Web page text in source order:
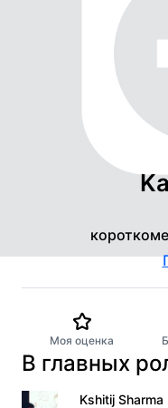
Моя оценка
В главных
Kshitij Sharma